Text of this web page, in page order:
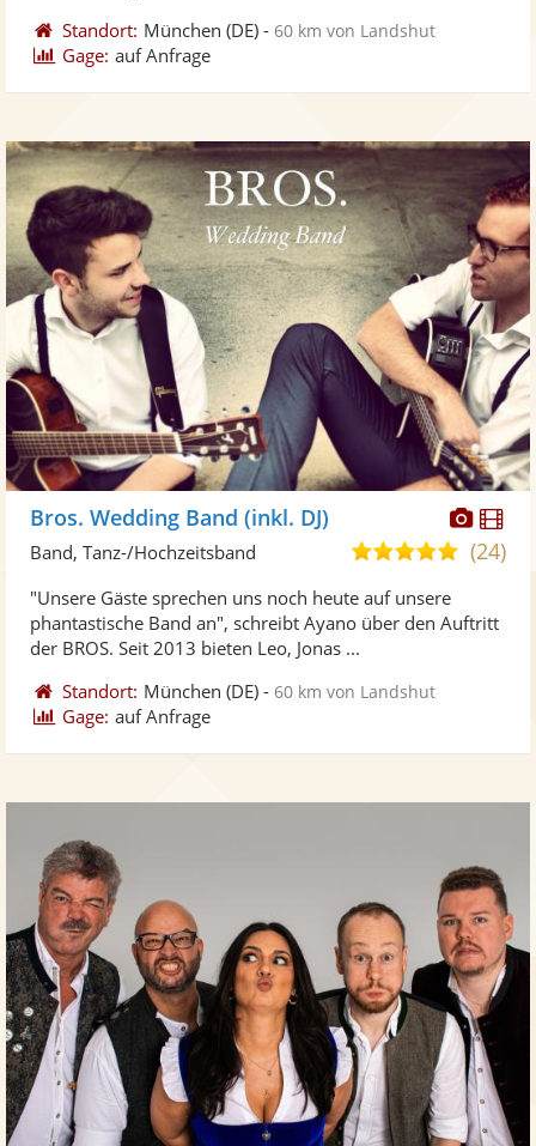
Standort: München (DE) -60 km von Landshut
Gage: auf Anfrage
Bros. Wedding Band (inkl. DJ)
5,0
5
(24)
Band, Tanz-/Hochzeitsband
"Unsere Gäste sprechen uns noch heute auf unsere
phantastische Band an", schreibt Ayano über den Auftritt
der BROS. Seit 2013 bieten Leo, Jonas ...
Standort: München (DE) -60 km von Landshut
Gage: auf Anfrage